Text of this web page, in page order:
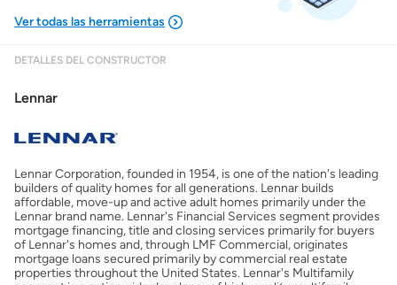
Costos casa nueva vs. usada
Obtener mi puntaje de crédito
Calcular mi hipoteca
Obtener Aprobación Previa
DETALLES DEL CONSTRUCTOR
Lennar
Lennar Corporation, founded in 1954, is one of the nation's leading
builders of quality homes for all generations. Lennar builds
affordable, move-up and active adult homes primarily under the
Lennar brand name. Lennar's Financial Services segment provides
mortgage financing, title and closing services primarily for buyers
of Lennar's homes and, through LMF Commercial, originates
mortgage loans secured primarily by commercial real estate
properties throughout the United States. Lennar's Multifamily